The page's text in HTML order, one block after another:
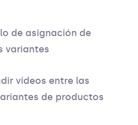
de asignación de
variantes
vídeos entre las
de productos